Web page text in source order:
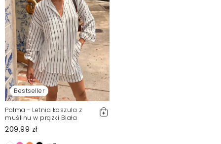
Bestseller
Palma - Letnia koszula z
muślinu w prążki Biała
209,99 zł